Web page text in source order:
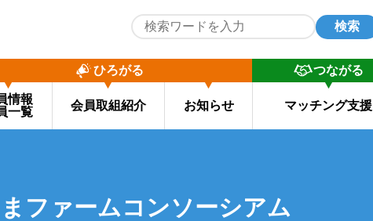
検索
ひろがる
情報
一覧
会員取組紹介 お知らせ
つながる
マッチング支援
ファームコンソーシアム